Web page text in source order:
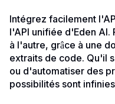
Intégrez facilement
l'API unifiée d'Eden
à l'autre, grâce à une
extraits de code. Qu'il
ou d'automatiser des
possibilités sont